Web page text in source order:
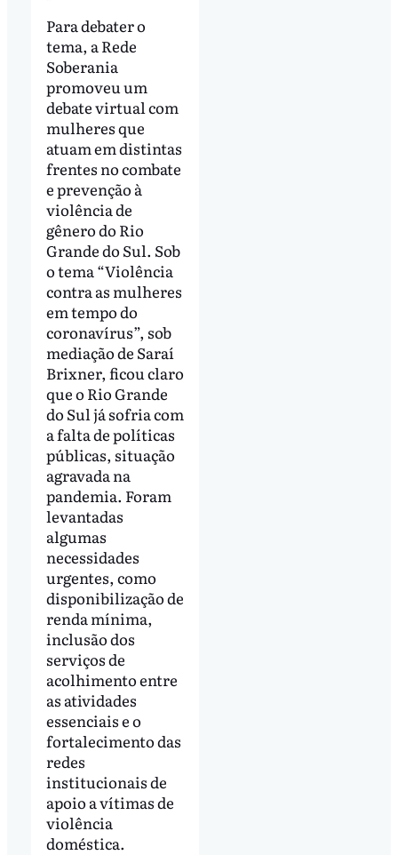
Para debater o
tema, a Rede
Soberania
promoveu um
debate virtual com
mulheres que
atuam em distintas
frentes no combate
e prevenção à
violência de
gênero do Rio
Grande do Sul. Sob
o tema “Violência
contra as mulheres
em tempo do
coronavírus”, sob
mediação de Saraí
Brixner, ficou claro
que o Rio Grande
do Sul já sofria com
a falta de políticas
públicas, situação
agravada na
pandemia. Foram
levantadas
algumas
necessidades
urgentes, como
disponibilização de
renda mínima,
inclusão dos
serviços de
acolhimento entre
as atividades
essenciais e o
fortalecimento das
redes
institucionais de
apoio a vítimas de
violência
doméstica.